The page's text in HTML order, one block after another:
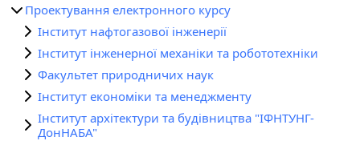
Проектування електронного курсу
Інститут нафтогазової інженерії
Інститут інженерної механіки та робототехніки
Факультет природничих наук
Інститут економіки та менеджменту
Інститут архітектури та будівництва "ІФНТУНГ-
ДонНАБА"